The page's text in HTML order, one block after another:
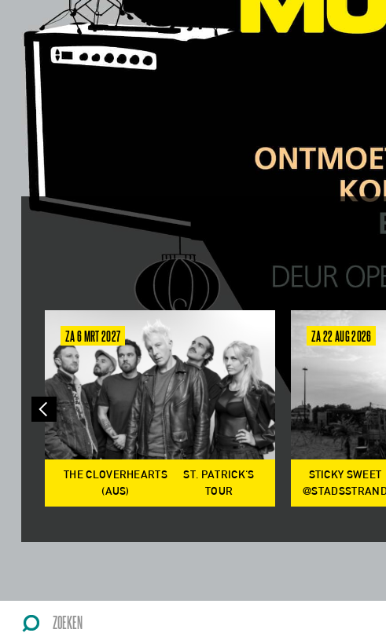
ZA 6 MRT 2027
THE CLOVERHEARTS
(AUS)
ST. PATRICK'S
TOUR
ZA 22 AUG 2026
STICKY SWEET